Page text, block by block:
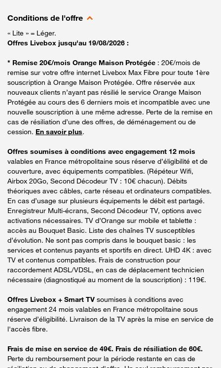
Conditions de l'offre
« Lite » = Léger.
Offres Livebox jusqu'au 19/08/2026 :
* Remise 20€/mois Orange Maison Protégée : 20€/mois de
remise sur votre offre internet Livebox Max Fibre pour toute 1ère
souscription à Orange Maison Protégée. Offre réservée aux
nouveaux clients n’ayant pas résilié le service Orange Maison
Protégée au cours des 6 derniers mois et incompatible avec une
nouvelle souscription à une même adresse. Perte de la remise en
cas de résiliation d’une des offres, de déménagement ou de
cession. En savoir plus.
Offres soumises à conditions avec engagement 12 mois
valables en France métropolitaine sous réserve d’éligibilité et de
couverture, avec équipements compatibles. (Répéteur Wifi,
Airbox 20Go, Second Décodeur TV : 10€ chacun). Débits
théoriques avec câbles, carte réseau et ordinateurs compatibles.
En cas d’usage sur plusieurs équipements le débit est partagé.
Enregistreur Multi-écrans, Second Décodeur TV, options avec
activations nécessaires. TV d’Orange sur mobile et tablette :
accès au Bouquet Basic. Liste des chaînes TV susceptibles
d’évolution. Ne sont pas compris dans le bouquet basic : les
services et contenus payants et sportifs en direct. UHD 4K : avec
TV et contenus compatibles. Frais de construction pour
raccordement ADSL/VDSL, en cas de déplacement technicien
nécessaire (diagnostiqué au moment de la souscription) : 119€.
Offres Livebox + Smart TV soumises à conditions avec
engagement 24 mois valables en France métropolitaine sous
réserve d’éligibilité. Livraison de la TV après la mise en service de
l'accès fibre.
Frais de mise en service de 49€. Frais de résiliation de 60€.
Perte du remboursement pour la période restante en cas de